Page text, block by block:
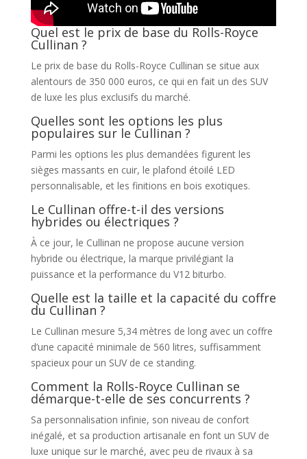
Quel est le prix de base du Rolls-Royce
Cullinan ?
Le prix de base du Rolls-Royce Cullinan se situe aux
alentours de 350 000 euros, ce qui en fait un des SUV
de luxe les plus exclusifs du marché.
Quelles sont les options les plus
populaires sur le Cullinan ?
Parmi les options les plus demandées figurent les
sièges massants en cuir, le plafond étoilé LED
personnalisable, et les finitions en bois exotiques.
Le Cullinan offre-t-il des versions
hybrides ou électriques ?
À ce jour, le Cullinan ne propose aucune version
hybride ou électrique, la marque privilégiant la
puissance et la performance du V12 biturbo.
Quelle est la taille et la capacité du coffre
du Cullinan ?
Le Cullinan mesure 5,34 mètres de long avec un coffre
d’une capacité minimale de 560 litres, suffisamment
spacieux pour un SUV de ce standing.
Comment la Rolls-Royce Cullinan se
démarque-t-elle de ses concurrents ?
Sa personnalisation infinie, son niveau de confort
inégalé, et sa production artisanale en font un SUV de
luxe unique sur le marché, avec peu de rivaux à sa